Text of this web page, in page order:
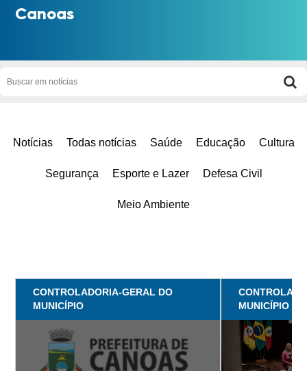
Canoas
Notícias Todas notícias Saúde Educação Cultura
Segurança Esporte e Lazer Defesa Civil
Meio Ambiente
CONTROLADORIA-GERAL DO
MUNICÍPIO
MUNICÍPIO